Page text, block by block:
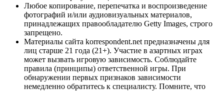
Любое копирование, перепечатка и воспроизведение
фотографий и/или аудиовизуальных материалов,
принадлежащих правообладателю Getty Images, строго
запрещено.
Материалы сайта korrespondent.net предназначены для
лиц старше 21 года (21+). Участие в азартных играх
может вызвать игровую зависимость. Соблюдайте
правила (принципы) ответственной игры. При
обнаружении первых признаков зависимости
немедленно обратитесь к специалисту. Помните, что